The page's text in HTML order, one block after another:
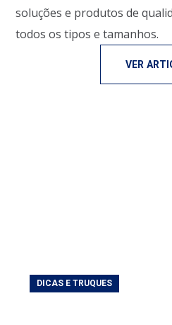
soluções e produtos de
todos os tipos e tamanhos.
VER
DICAS E TRUQUES